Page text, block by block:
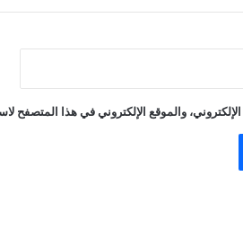
والموقع الإلكتروني في هذا المتصفح